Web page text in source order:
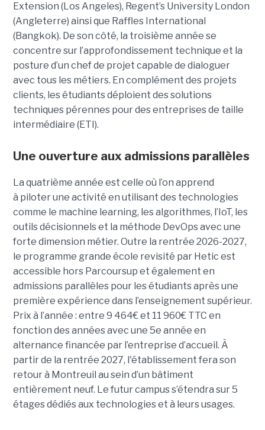
Extension (Los Angeles), Regent’s University London
(Angleterre) ainsi que Raffles International
(Bangkok). De son côté, la troisième année se
concentre sur l’approfondissement technique et la
posture d’un chef de projet capable de dialoguer
avec tous les métiers. En complément des projets
clients, les étudiants déploient des solutions
techniques pérennes pour des entreprises de taille
intermédiaire (ETI).
Une ouverture aux admissions parallèles
La quatrième année est celle où l’on apprend
à piloter une activité en utilisant des technologies
comme le machine learning, les algorithmes, l’IoT, les
outils décisionnels et la méthode DevOps avec une
forte dimension métier. Outre la rentrée 2026-2027,
le programme grande école revisité par Hetic est
accessible hors Parcoursup et également en
admissions parallèles pour les étudiants après une
première expérience dans l’enseignement supérieur.
Prix à l’année : entre 9 464€ et 11 960€ TTC en
fonction des années avec une 5e année en
alternance financée par l’entreprise d’accueil. À
partir de la rentrée 2027, l'établissement fera son
retour à Montreuil au sein d’un bâtiment
entièrement neuf. Le futur campus s’étendra sur 5
étages dédiés aux technologies et à leurs usages.